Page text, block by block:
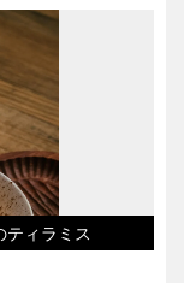
ティラミス